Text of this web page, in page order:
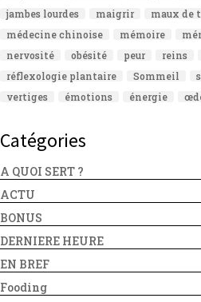
jambes lourdes
maigrir maux de
médecine chinoise
mémoire
nervosité
obésité peur reins
réflexologie plantaire
Sommeil
vertiges
émotions énergie
Catégories
A QUOI SERT ?
ACTU
BONUS
DERNIERE HEURE
EN BREF
Fooding